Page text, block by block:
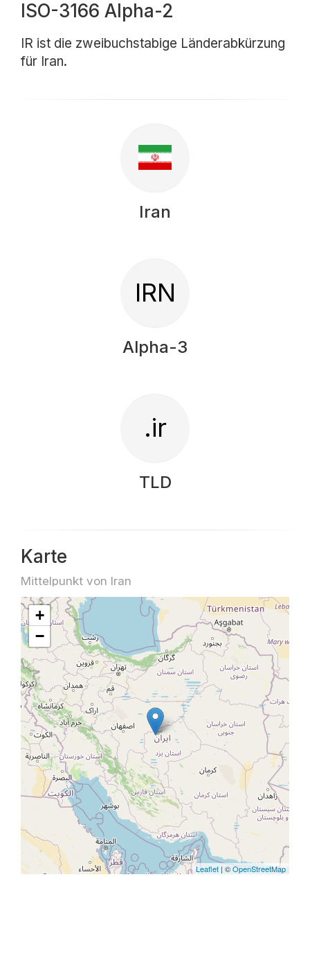
ISO-3166 Alpha-2
IR ist die zweibuchstabige Länderabkürzung
für Iran.
Iran
IRN
Alpha-3
.ir
TLD
Karte
Mittelpunkt von Iran
+
−
Leaflet | ©OpenStreetMap